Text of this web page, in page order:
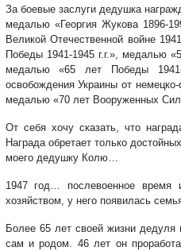
За боевые заслуги дедушка
медалью «Георгия Жукова 1896-
Великой Отечественной войне
Победы 1941-1945 г.г.», медалью
медалью «65 лет Победы
освобождения Украины от
медалью «70 лет Вооруженных
От себя хочу сказать, что
Награда обретает только
моего дедушку Колю…
1947 год… послевоенное время
хозяйством, у него появилась
Более 65 лет своей жизни дедуля
сам и родом. 46 лет он